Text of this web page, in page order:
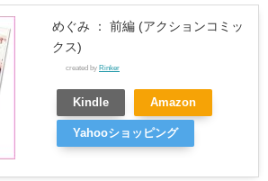
めぐみ ： 前編 (アクションコミッ
クス)
created by Rinker
Kindle Amazon
Yahooショッピング